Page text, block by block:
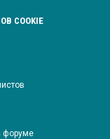
COOKIE
форуме